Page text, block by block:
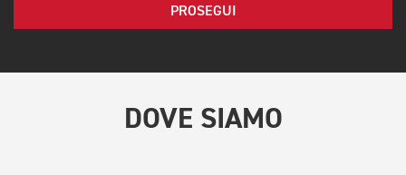
PROSEGUI
DOVE SIAMO